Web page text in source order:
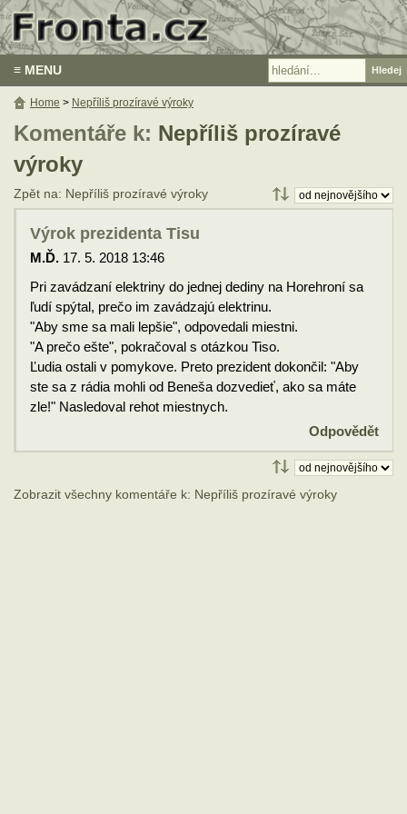
≡ MENU
Komentáře k: Nepříliš prozíravé
výroky
Zpět na: Nepříliš prozíravé výroky
Výrok prezidenta Tisu
M.Ď. 17. 5. 2018 13:46
Pri zavádzaní elektriny do jednej dediny na Horehroní sa
ľudí spýtal, prečo im zavádzajú elektrinu.
"Aby sme sa mali lepšie", odpovedali miestni.
"A prečo ešte", pokračoval s otázkou Tiso.
Ľudia ostali v pomykove. Preto prezident dokončil: "Aby
ste sa z rádia mohli od Beneša dozvedieť, ako sa máte
zle!" Nasledoval rehot miestnych.
Odpovědět
Zobrazit všechny komentáře k: Nepříliš prozíravé výroky
Home > Nepříliš prozíravé výroky